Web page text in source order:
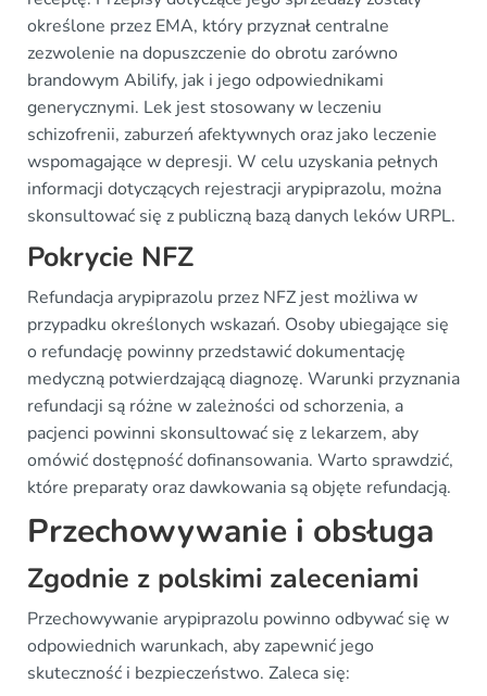
określone przez EMA, który przyznał centralne
zezwolenie na dopuszczenie do obrotu zarówno
brandowym Abilify, jak i jego odpowiednikami
generycznymi. Lek jest stosowany w leczeniu
schizofrenii, zaburzeń afektywnych oraz jako leczenie
wspomagające w depresji. W celu uzyskania pełnych
informacji dotyczących rejestracji arypiprazolu, można
skonsultować się z publiczną bazą danych leków URPL.
Pokrycie NFZ
Refundacja arypiprazolu przez NFZ jest możliwa w
przypadku określonych wskazań. Osoby ubiegające się
o refundację powinny przedstawić dokumentację
medyczną potwierdzającą diagnozę. Warunki przyznania
refundacji są różne w zależności od schorzenia, a
pacjenci powinni skonsultować się z lekarzem, aby
omówić dostępność dofinansowania. Warto sprawdzić,
które preparaty oraz dawkowania są objęte refundacją.
Przechowywanie i obsługa
Zgodnie z polskimi zaleceniami
Przechowywanie arypiprazolu powinno odbywać się w
odpowiednich warunkach, aby zapewnić jego
skuteczność i bezpieczeństwo. Zaleca się: